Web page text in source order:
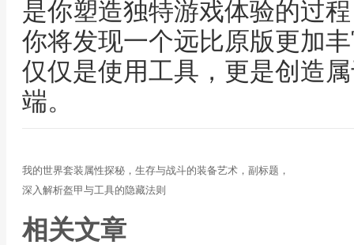
是你塑造独特游戏体验的过
你将发现一个远比原版更加
仅仅是使用工具，更是创造
端。
我的世界套装属性探秘，生存与战斗的装备艺术，副标题，
深入解析盔甲与工具的隐藏法则
相关文章